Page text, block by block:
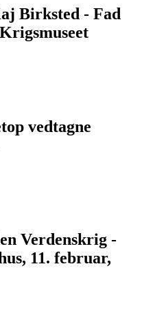
Birksted - Fad
vedtagne
Verdenskrig -
11. februar,